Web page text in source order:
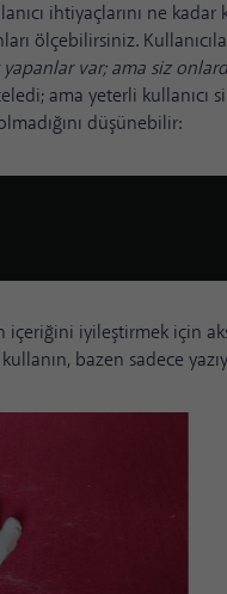
ihtiyaçlarını ne kadar
ölçebilirsiniz.
yapanlar var; ama siz
ama yeterli kullanıcı
düşünebilir:
iyileştirmek için
bazen sadece